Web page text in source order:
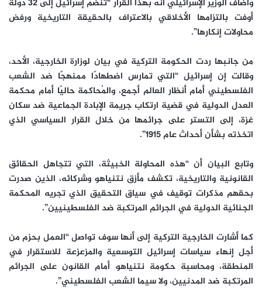
وأضاف الوزير الإسرائيلي أنه بهذا القرار “تنضم إسرائيل إلى 32 دولة
أوفت بالتزامها الأخلاقي بالاعتراف بالحقيقة التاريخية ورفض
محاولات إنكارها”.
من جانبها ردت الحكومة التركية في بيان لوزارة الخارجية، الأحد،
وقالت إن إسرائيل “التي تمارس اضطهادًا ممنهجًا ضد الشعب
الفلسطيني أمام أنظار العالم أجمع، والمُحاكمة حاليًا أمام محكمة
العدل الدولية في قضية ارتكاب جريمة الإبادة الجماعية ضد سكان
غزة، إلى التستر على جرائمها من خلال القرار السياسي الذي
اتخذته بشأن أحداث عام 1915”.
وتابع البيان أن “هذه المحاولة الخبيثة، التي تتجاهل الحقائق
القانونية والتاريخية، تكشف مأزق نتنياهو وشركائه، الذين صدرت
بحقهم مذكرات توقيف في سياق التحقيق الذي تجريه المحكمة
الجنائية الدولية في الجرائم المرتكبة ضد الفلسطينيين”.
كما أشارت الخارجية التركية إلى أنها سوف تواصل “العمل بحزم من
أجل إنهاء سياسات إسرائيل التوسعية والمزعزعة للاستقرار في
المنطقة، ومحاسبة حكومة نتنياهو أمام القانون على الجرائم
المرتكبة ضد المدنيين، ولا سيما الشعب الفلسطيني”.